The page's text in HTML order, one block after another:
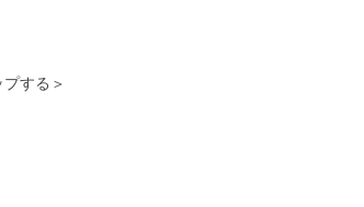
する＞